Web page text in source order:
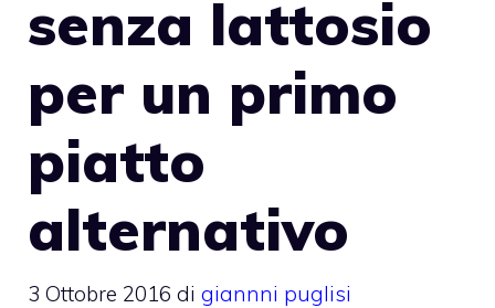
senza lattosio
per un primo
piatto
alternativo
3 Ottobre 2016 di giannni puglisi